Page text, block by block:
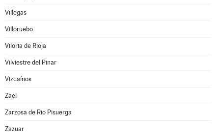
Villegas
Villoruebo
Viloria de Rioja
Vilviestre del Pinar
Vizcaínos
Zael
Zarzosa de Río Pisuerga
Zazuar